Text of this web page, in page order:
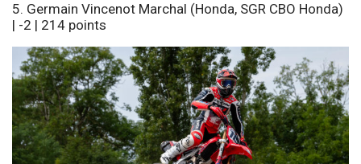
5. Germain Vincenot Marchal (Honda, SGR CBO Honda)
| -2 | 214 points